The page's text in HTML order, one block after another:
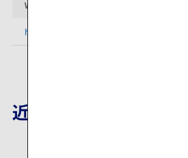
Webサイト
http://www.yumeooturihashi.com/
近隣の観光地